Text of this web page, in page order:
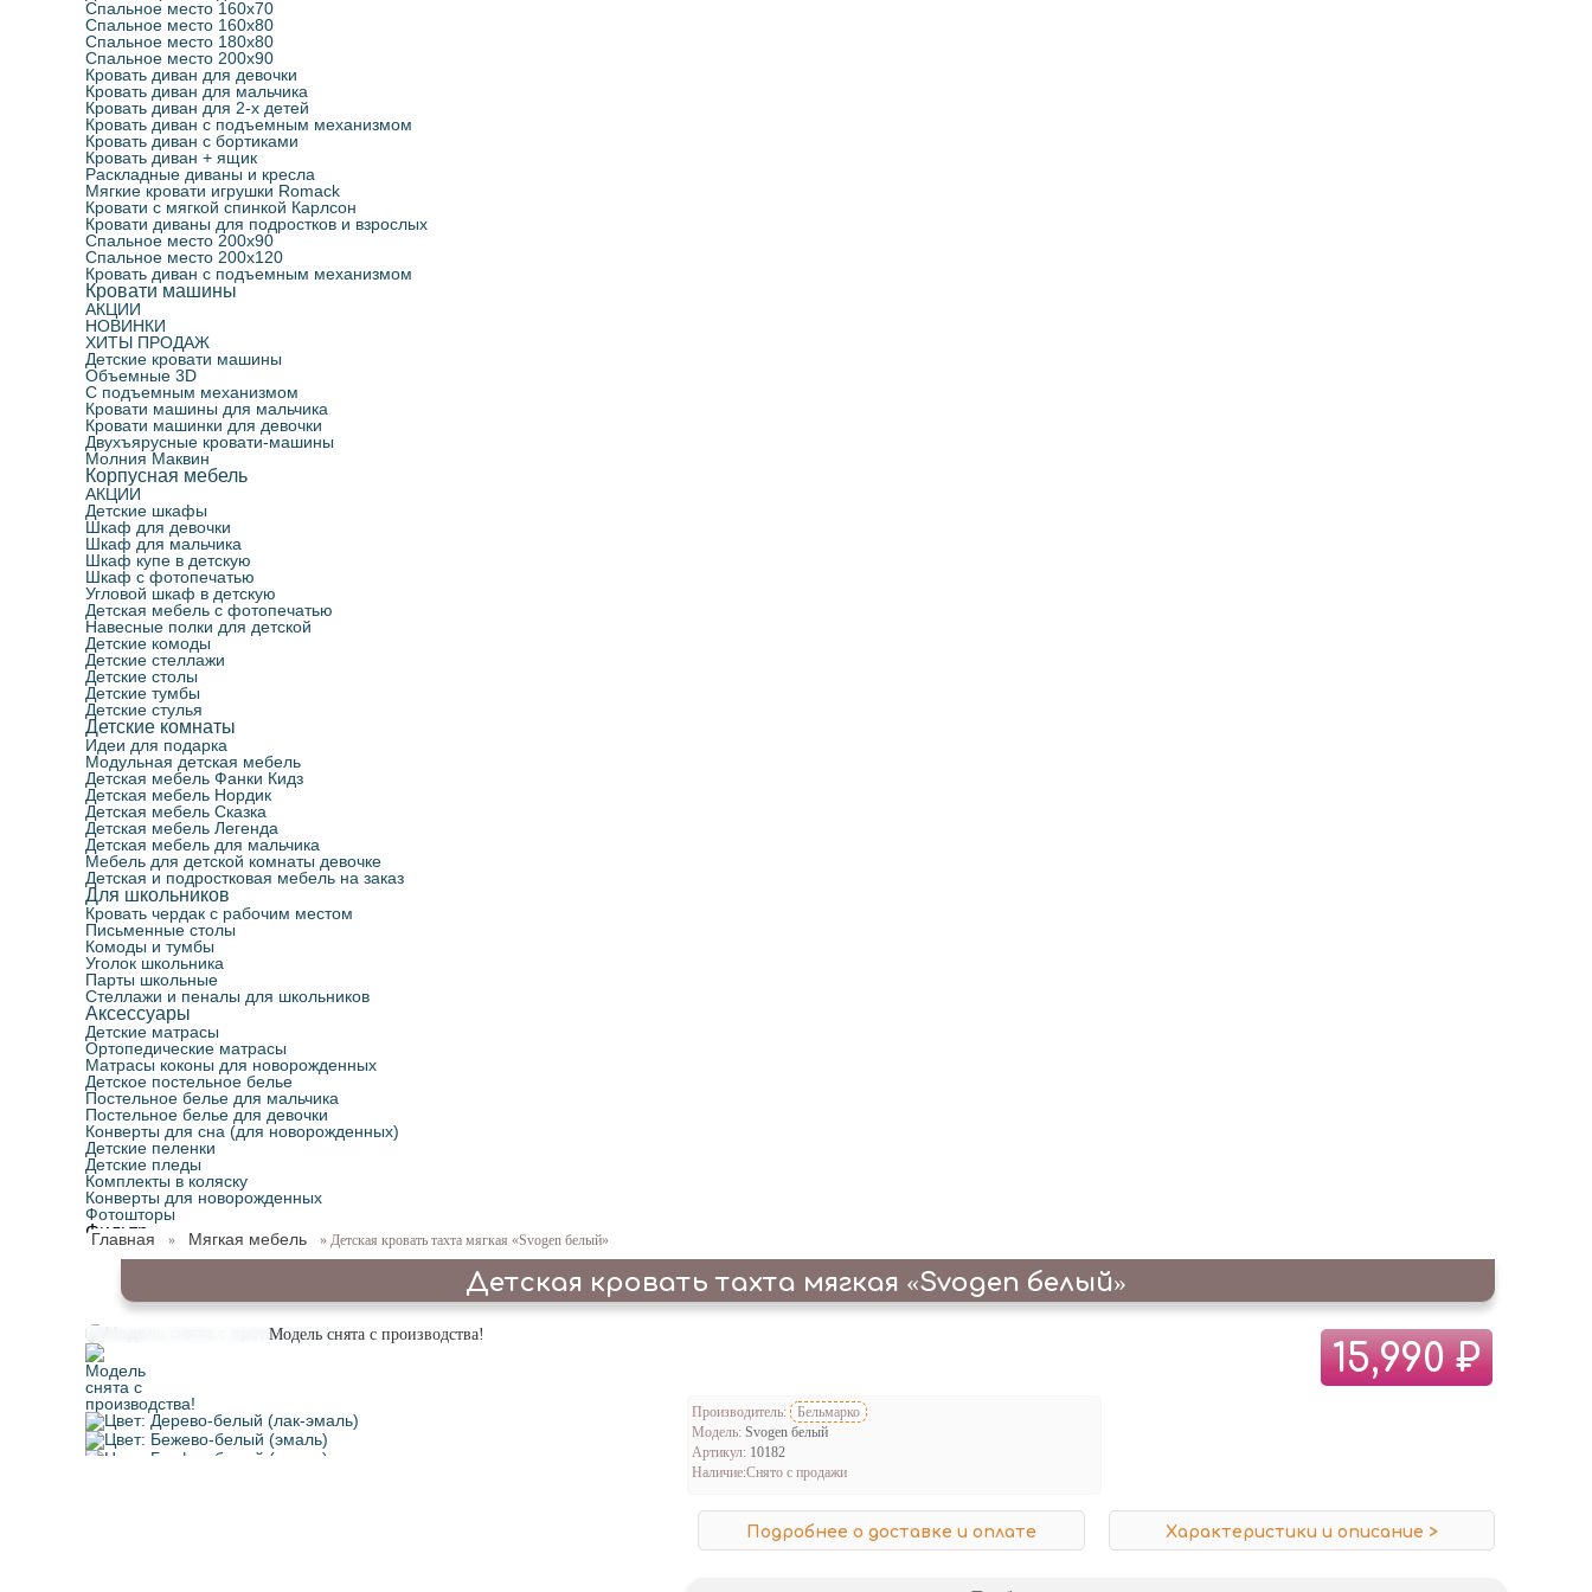
Спальное место 160х70
Спальное место 160х80
Спальное место 180х80
Спальное место 200х90
Кровать диван для девочки
Кровать диван для мальчика
Кровать диван для 2-х детей
Кровать диван с подъемным механизмом
Кровать диван с бортиками
Кровать диван + ящик
Раскладные диваны и кресла
Мягкие кровати игрушки Romack
Кровати с мягкой спинкой Карлсон
Кровати диваны для подростков и взрослых
Спальное место 200х90
Спальное место 200х120
Кровать диван с подъемным механизмом
Кровати машины
АКЦИИ
НОВИНКИ
ХИТЫ ПРОДАЖ
Детские кровати машины
Объемные 3D
С подъемным механизмом
Кровати машины для мальчика
Кровати машинки для девочки
Двухъярусные кровати-машины
Молния Маквин
Корпусная мебель
АКЦИИ
Детские шкафы
Шкаф для девочки
Шкаф для мальчика
Шкаф купе в детскую
Шкаф с фотопечатью
Угловой шкаф в детскую
Детская мебель с фотопечатью
Навесные полки для детской
Детские комоды
Детские стеллажи
Детские столы
Детские тумбы
Детские стулья
Детские комнаты
Идеи для подарка
Модульная детская мебель
Детская мебель Фанки Кидз
Детская мебель Нордик
Детская мебель Сказка
Детская мебель Легенда
Детская мебель для мальчика
Мебель для детской комнаты девочке
Детская и подростковая мебель на заказ
Для школьников
Кровать чердак с рабочим местом
Письменные столы
Комоды и тумбы
Уголок школьника
Парты школьные
Стеллажи и пеналы для школьников
Аксессуары
Детские матрасы
Ортопедические матрасы
Матрасы коконы для новорожденных
Детское постельное белье
Постельное белье для мальчика
Постельное белье для девочки
Конверты для сна (для новорожденных)
Детские пеленки
Детские пледы
Комплекты в коляску
Конверты для новорожденных
Фотошторы
Фильтр
Главная » Мягкая мебель » Детская кровать тахта мягкая «Svogen белый»
Детская кровать тахта мягкая «Svogen белый»
Модель снята с производства!
Производитель:
Бельмарко
Модель: Svogen белый
Артикул: 10182
Наличие:Снято с продажи
Подробнее о доставке и оплате Характеристики и описание >
15,990 ₽